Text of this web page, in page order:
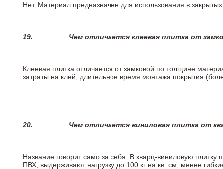
Нет. Материал предназначен для использования в
19. Чем отличается клеевая плитка от
Клеевая плитка отличается от замковой по толщине
затраты на клей, длительное время монтажа покрытия
20. Чем отличается виниловая плитка от
Название говорит само за себя. В кварц-виниловую
ПВХ, выдерживают нагрузку до 100 кг на кв. см, менее